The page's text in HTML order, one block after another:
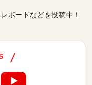
ポートなどを投稿中！